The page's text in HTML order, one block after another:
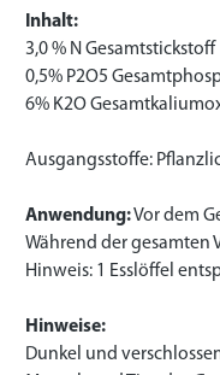
Inhalt:
3,0 % N Gesamtstickstoff
0,5% P2O5
6% K2O
Ausgangsstoffe:
Anwendung:Vor dem
Während der gesamten
Hinweis: 1 Esslöffel
Hinweise:
Dunkel und